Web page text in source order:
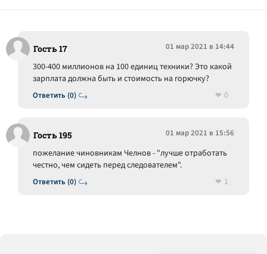
Гость 17 01 мар 2021 в 14:44
Ответить (0)
300-400 миллионов на 100 единиц техники? Это какой
зарплата должна быть и стоимость на горючку?
0
Гость 195 01 мар 2021 в 15:56
Ответить (0)
пожелание чиновникам Челнов - "лучше отработать
честно, чем сидеть перед следователем".
1